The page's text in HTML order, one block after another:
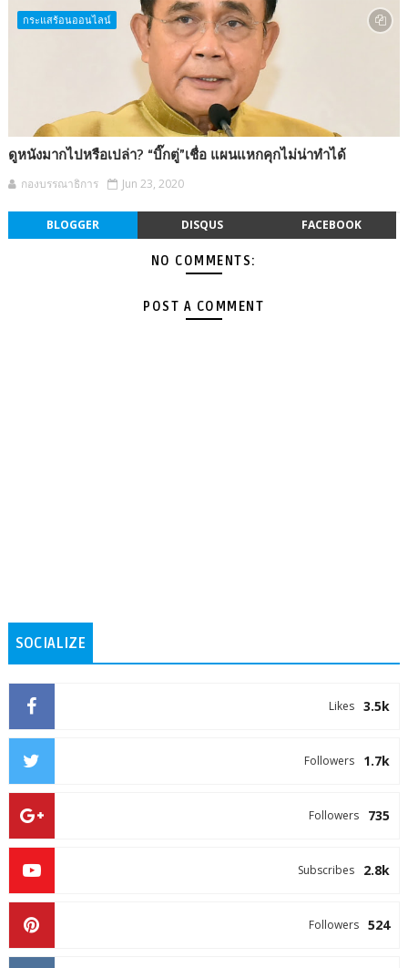
กระแสร้อนออนไลน์
ดูหนังมากไปหรือเปล่า? “บิ๊กตู่”เชื่อ แผนแหกคุกไม่น่าทำได้
กองบรรณาธิการ Jun 23, 2020
BLOGGER DISQUS FACEBOOK
NO COMMENTS:
POST A COMMENT
SOCIALIZE
3.5k
Likes
1.7k
Followers
735
Followers
2.8k
Subscribes
524
Followers